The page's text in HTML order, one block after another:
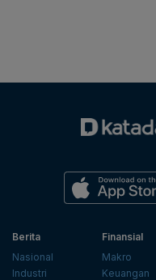
Berita
Nasional
Industri
Finansial
Makro
Keuangan